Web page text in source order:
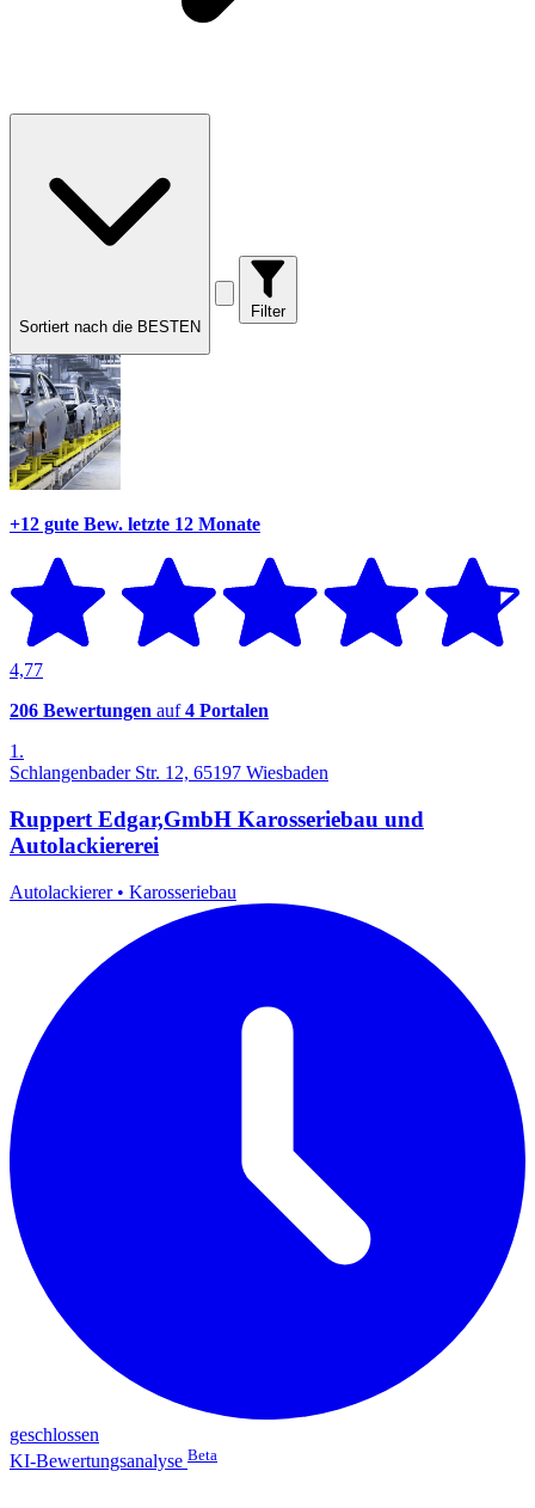
Sortiert nach die BESTEN
Filter
+12 gute Bew. letzte 12 Monate
4,77
206 Bewertungen auf4 Portalen
1.
Schlangenbader Str. 12, 65197 Wiesbaden
Ruppert Edgar,GmbH Karosseriebau und
Autolackiererei
Autolackierer • Karosseriebau
geschlossen
KI-Bewertungsanalyse Beta